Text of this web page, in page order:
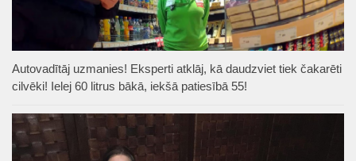
Autovadītāj uzmanies! Eksperti atklāj, kā daudzviet tiek čakarēti
cilvēki! Ielej 60 litrus bākā, iekšā patiesībā 55!